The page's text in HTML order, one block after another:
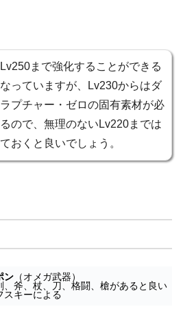
まで強化することができる
っていますが、Lv230からはダ
プチャー・ゼロの固有素材が必
ので、無理のないLv220までは
おくと良いでしょう。
ン （オメガ武器）
、斧、杖、刀、格闘、槍があると良い
スキーによる